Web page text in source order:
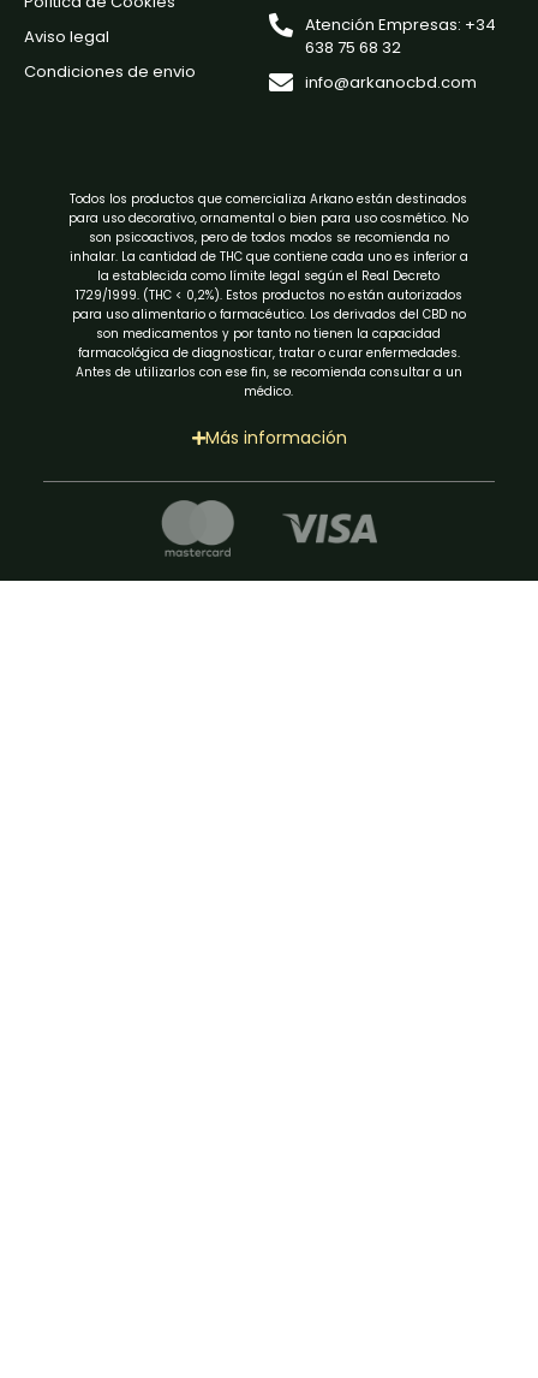
Aviso legal
Condiciones de envio
Atención Empresas: +34
638 75 68 32
info@arkanocbd.com
Todos los productos que comercializa Arkano están destinados
para uso decorativo, ornamental o bien para uso cosmético. No
son psicoactivos, pero de todos modos se recomienda no
inhalar. La cantidad de THC que contiene cada uno es inferior a
la establecida como límite legal según el Real Decreto
1729/1999. (THC < 0,2%). Estos productos no están autorizados
para uso alimentario o farmacéutico. Los derivados del CBD no
son medicamentos y por tanto no tienen la capacidad
farmacológica de diagnosticar, tratar o curar enfermedades.
Antes de utilizarlos con ese fin, se recomienda consultar a un
médico.
Más información